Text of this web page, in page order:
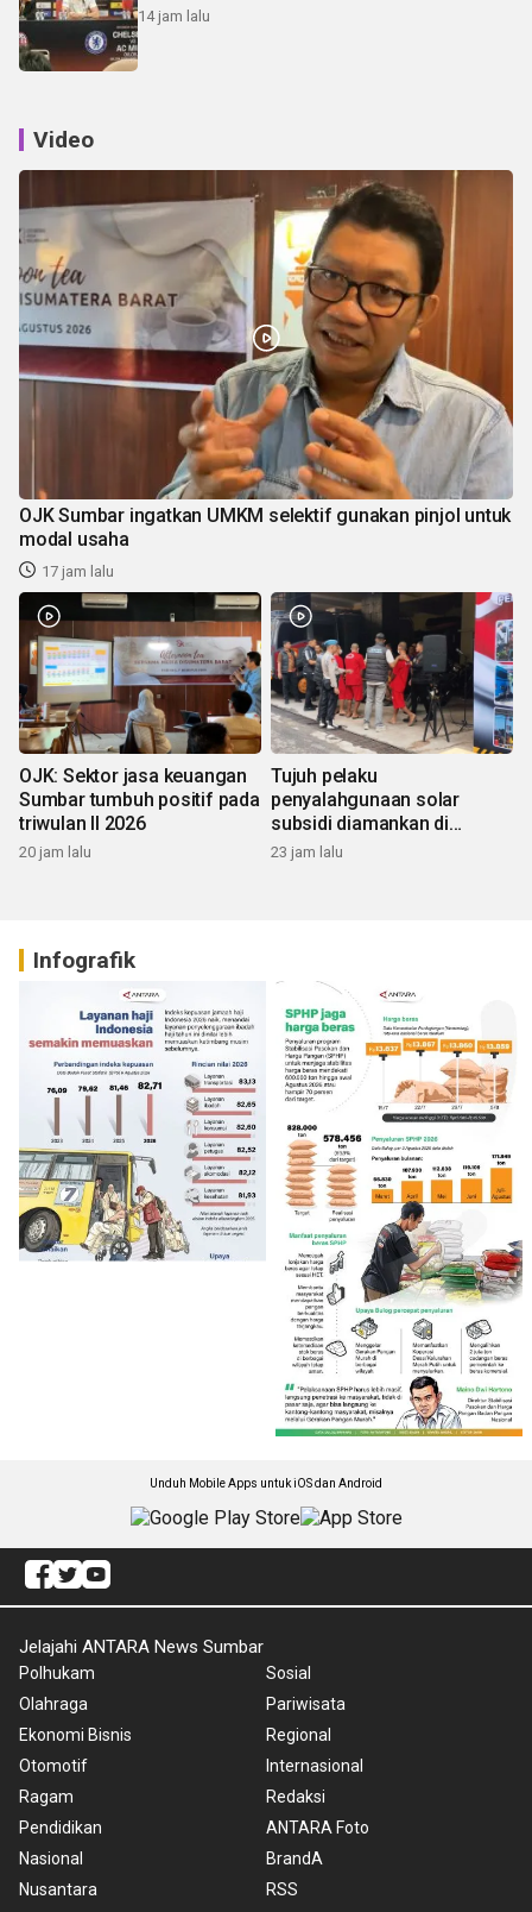
14 jam lalu
Video
OJK Sumbar ingatkan UMKM selektif gunakan pinjol untuk
modal usaha
17 jam lalu
OJK: Sektor jasa keuangan
Sumbar tumbuh positif pada
triwulan II 2026
20 jam lalu
Tujuh pelaku
penyalahgunaan solar
subsidi diamankan di
Sumbar
23 jam lalu
Infografik
Unduh Mobile Apps untuk iOS dan Android
Jelajahi ANTARA News Sumbar
Polhukam
Olahraga
Ekonomi Bisnis
Otomotif
Ragam
Pendidikan
Nasional
Nusantara
Sosial
Pariwisata
Regional
Internasional
Redaksi
ANTARA Foto
BrandA
RSS